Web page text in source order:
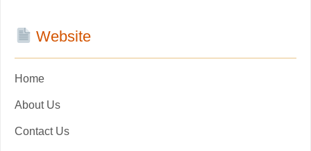
Website
Home
About Us
Contact Us